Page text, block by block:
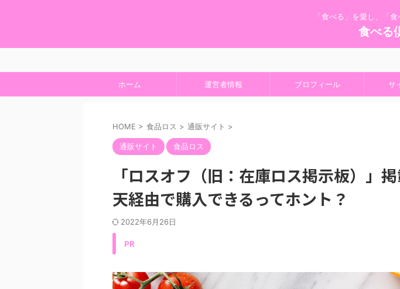
「食べる」を愛し、「
食べる
フード
ホーム 運営者情報 プロフィール サ
HOME > 食品ロス > 通販サイト >
通販サイト 食品ロス
「ロスオフ（旧：在庫ロス掲示板）」
天経由で購入できるってホント？
2022年6月26日
PR